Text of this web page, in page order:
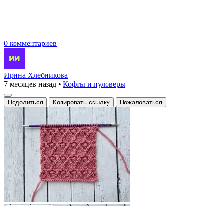
0 комментариев
Ирина Хлебникова
7 месяцев назад • Кофты и пуловеры
Поделиться Копировать ссылку Пожаловаться